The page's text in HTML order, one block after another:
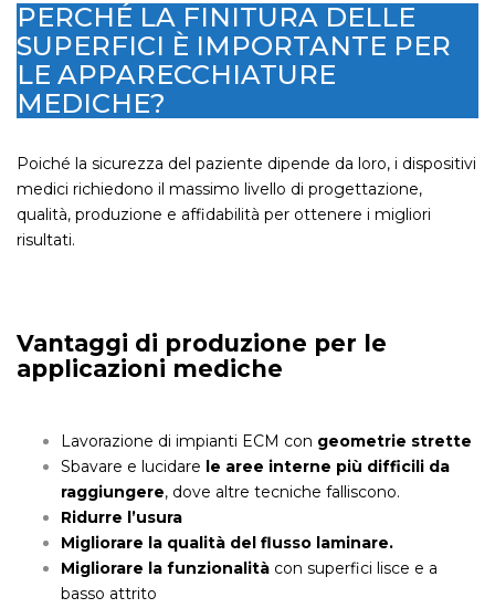
PERCHÉ LA FINITURA DELLE
SUPERFICI È IMPORTANTE PER
LE APPARECCHIATURE
MEDICHE?
Poiché la sicurezza del paziente dipende da loro, i dispositivi
medici richiedono il massimo livello di progettazione,
qualità, produzione e affidabilità per ottenere i migliori
risultati.
Vantaggi di produzione per le
applicazioni mediche
Lavorazione di impianti ECM con geometrie strette
Sbavare e lucidare le aree interne più difficili da
raggiungere, dove altre tecniche falliscono.
Ridurre l’usura
Migliorare la qualità del flusso laminare.
Migliorare la funzionalità con superfici lisce e a
basso attrito